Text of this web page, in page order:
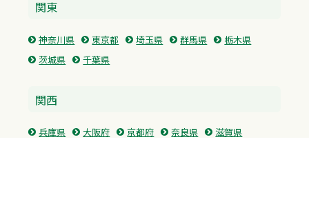
関東
神奈川県 東京都 埼玉県 群馬県
栃木県
茨城県
千葉県
関西
兵庫県 大阪府 京都府 奈良県
滋賀県